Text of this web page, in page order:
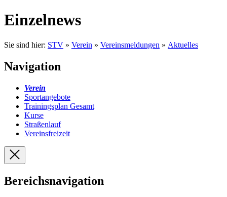
Einzelnews
Sie sind hier: STV » Verein » Vereinsmeldungen » Aktuelles
Navigation
Verein
Sportangebote
Trainingsplan Gesamt
Kurse
Straßenlauf
Vereinsfreizeit
Bereichsnavigation